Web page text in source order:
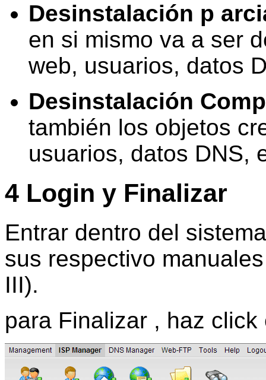
Desinstalación p
en si mismo va a ser
web, usuarios, datos
Desinstalación
también los objetos
usuarios, datos DNS,
4 Login y Finalizar
Entrar dentro del
sus respectivo
III).
para Finalizar , haz